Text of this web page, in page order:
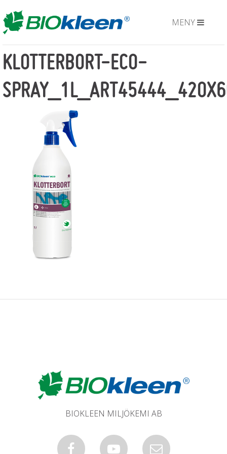
MENY
KLOTTERBORT-ECO-
BIOKLEEN MILJÖKEMI AB